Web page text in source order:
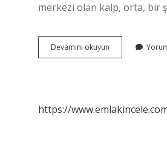
merkezi olan kalp, orta, bir
Devamını okuyun
Eş
https://